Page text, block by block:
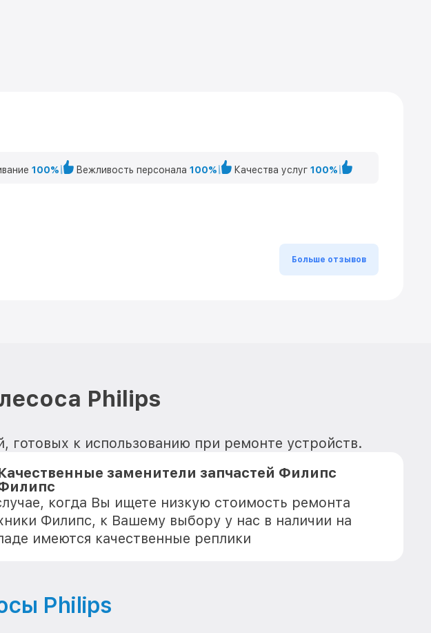
100% Вежливость персонала 100% Качества услуг 100%
Больше отзывов
Philips
к использованию при ремонте устройств.
заменители запчастей Филипс
когда Вы ищете низкую стоимость ремонта
Филипс, к Вашему выбору у нас в наличии на
имеются качественные реплики
Philips